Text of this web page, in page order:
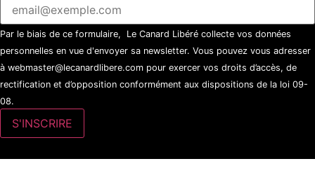
Par le biais de ce formulaire, Le Canard Libéré collecte vos données
personnelles en vue d'envoyer sa newsletter. Vous pouvez vous adresser
à webmaster@lecanardlibere.com pour exercer vos droits d’accès, de
rectification et d’opposition conformément aux dispositions de la loi 09-
08.